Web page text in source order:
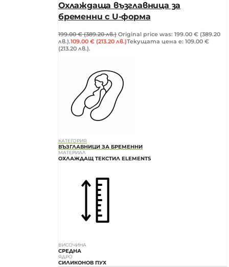
Охлаждаща възглавница за
бременни с U-форма
199.00€ (389.20 лв.) Original price was: 199.00 € (389.20
лв.).109.00 € (213.20 лв.)Текущата цена е: 109.00 €
(213.20 лв.).
КАТЕГОРИЯ
ВЪЗГЛАВНИЦИ ЗА БРЕМЕННИ
МАТЕРИАЛ
ОХЛАЖДАЩ ТЕКСТИЛ ELEMENTS
ВИСОЧИНА
СРЕДНА
ЯДРО
СИЛИКОНОВ ПУХ